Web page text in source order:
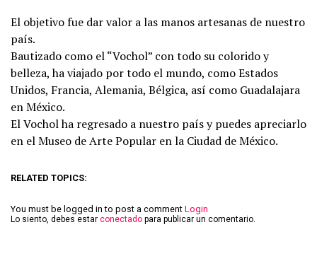
El objetivo fue dar valor a las manos artesanas de nuestro
país.
Bautizado como el “Vochol” con todo su colorido y
belleza, ha viajado por todo el mundo, como Estados
Unidos, Francia, Alemania, Bélgica, así como Guadalajara
en México.
El Vochol ha regresado a nuestro país y puedes apreciarlo
en el Museo de Arte Popular en la Ciudad de México.
RELATED TOPICS:
You must be logged in to post a comment Login
Lo siento, debes estar conectado para publicar un comentario.